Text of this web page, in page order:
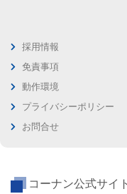
採用情報
免責事項
動作環境
プライバシーポリシー
お問合せ
コーナン公式サイト